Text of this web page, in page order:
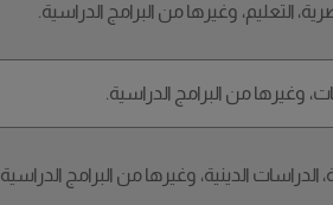
التعليم، وغيرها من البرامج الدراسية.
وغيرها من البرامج الدراسية.
الدراسات الدينية، وغيرها من البرامج الدراسية.